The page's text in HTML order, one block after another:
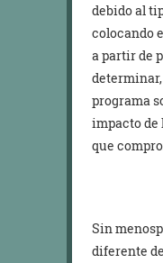
debido al
colocando
a partir de
programa
impacto de
que
Sin
diferente